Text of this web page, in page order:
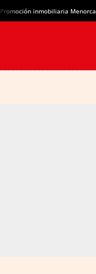
Promoción inmobiliaria Menorca